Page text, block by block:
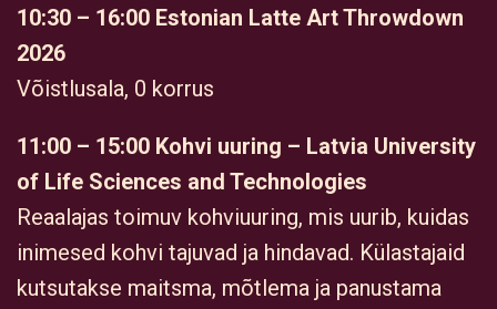
10:30 – 16:00 Estonian Latte Art Throwdown
2026
Võistlusala, 0 korrus
11:00 – 15:00 Kohvi uuring – Latvia University
of Life Sciences and Technologies
Reaalajas toimuv kohviuuring, mis uurib, kuidas
inimesed kohvi tajuvad ja hindavad. Külastajaid
kutsutakse maitsma, mõtlema ja panustama